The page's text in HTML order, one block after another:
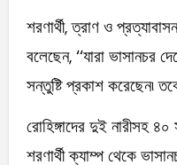
শরণার্থী, ত্রাণ ও
বলেছেন, ‘‘যারা ভাসানচর
সন্তুষ্টি প্রকাশ করেছেন৷
রোহিঙ্গাদের দুই নারীসহ
শরণার্থী ক্যাম্প থেকে